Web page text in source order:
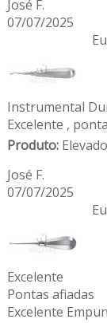
José F.
07/07/2025
Instrumental
Excelente ,
Produto:
José F.
07/07/2025
Excelente
Pontas afiadas
Excelente